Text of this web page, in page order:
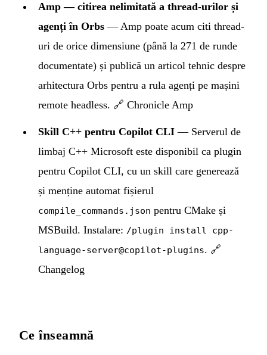
Amp — citirea nelimitată a thread-urilor și
agenți în Orbs — Amp poate acum citi thread-
uri de orice dimensiune (până la 271 de runde
documentate) și publică un articol tehnic despre
arhitectura Orbs pentru a rula agenți pe mașini
remote headless. 🔗 Chronicle Amp
Skill C++ pentru Copilot CLI — Serverul de
limbaj C++ Microsoft este disponibil ca plugin
pentru Copilot CLI, cu un skill care generează
și menține automat fișierul
compile_commands.json pentru CMake și
MSBuild. Instalare: /plugin install cpp-
language-server@copilot-plugins. 🔗
Changelog
Ce înseamnă